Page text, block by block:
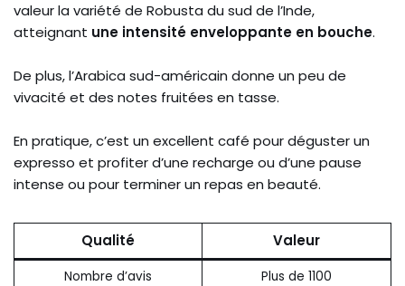
valeur la variété de Robusta du sud de l’Inde,
atteignant une intensité enveloppante en bouche.
De plus, l’Arabica sud-américain donne un peu de
vivacité et des notes fruitées en tasse.
En pratique, c’est un excellent café pour déguster un
expresso et profiter d’une recharge ou d’une pause
intense ou pour terminer un repas en beauté.
Qualité Valeur
Nombre d’avis
Plus de 1100